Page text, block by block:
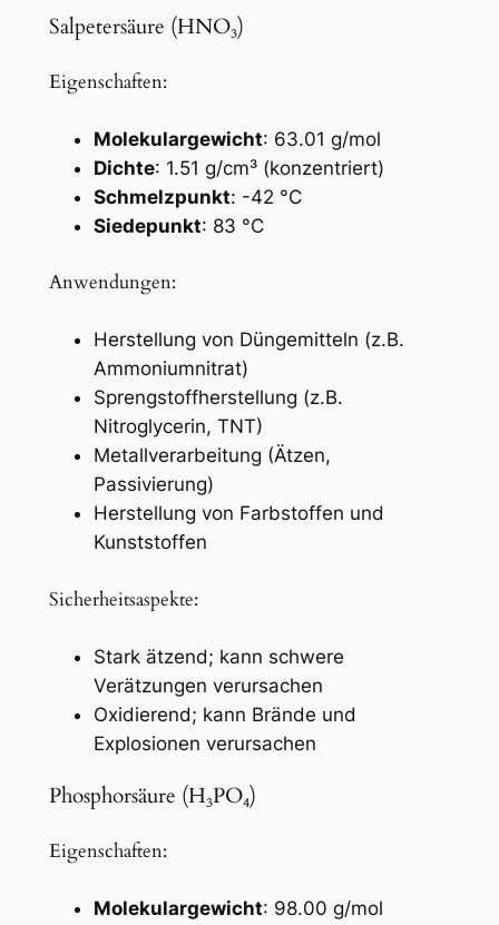
Salpetersäure (HNO₃)
Eigenschaften:
Molekulargewicht: 63.01 g/mol
Dichte: 1.51 g/cm³ (konzentriert)
Schmelzpunkt: -42 °C
Siedepunkt: 83 °C
Anwendungen:
Herstellung von Düngemitteln (z.B.
Ammoniumnitrat)
Sprengstoffherstellung (z.B.
Nitroglycerin, TNT)
Metallverarbeitung (Ätzen,
Passivierung)
Herstellung von Farbstoffen und
Kunststoffen
Sicherheitsaspekte:
Stark ätzend; kann schwere
Verätzungen verursachen
Oxidierend; kann Brände und
Explosionen verursachen
Phosphorsäure (H₃PO₄)
Eigenschaften:
Molekulargewicht: 98.00 g/mol